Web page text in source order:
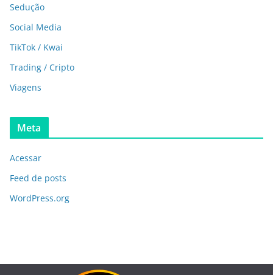
Sedução
Social Media
TikTok / Kwai
Trading / Cripto
Viagens
Meta
Acessar
Feed de posts
WordPress.org